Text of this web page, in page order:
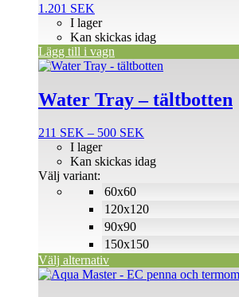
1.201 SEK
I lager
Kan skickas idag
Lägg till i vagn
Water Tray – tältbotten
211 SEK – 500 SEK
till
60x60
120x120
90x90
150x150
I lager
Kan skickas idag
Välj variant:
Välj alternativ
Den
produkten
har
varianter.
olika
alternativen